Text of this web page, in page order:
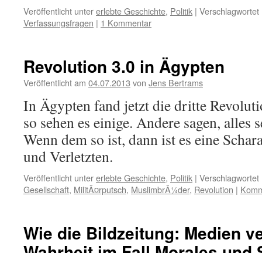
Veröffentlicht untererlebte Geschichte, Politik | Verschlagwortet
Verfassungsfragen | 1 Kommentar
Revolution 3.0 in Ägypten
Veröffentlicht am 04.07.2013 von Jens Bertrams
In Ägypten fand jetzt die dritte
so sehen es einige. Andere sagen, alles
Wenn dem so ist, dann ist es eine
und Verletzten.
Veröffentlicht untererlebte Geschichte, Politik | Verschlagwortet
Gesellschaft, MilitÃ¤rputsch, MuslimbrÃ¼der, Revolution |
Wie die Bildzeitung: Medien